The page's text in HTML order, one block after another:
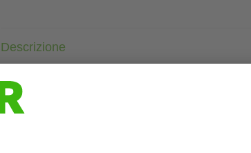
Descrizione
Femmina 90°
M12, 5 poli
3× LED (PNP)
Cod. 7005 - M12 Lite - (vite esagonale plastica) su richiesta
La resistenza agli agenti aggressivi deve essere testata per la singola